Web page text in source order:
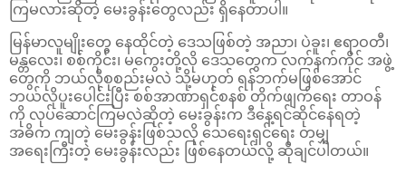
ကြမလားဆိုတဲ့ မေးခွန်းတွေလည်း ရှိနေတာပါ။
မြန်မာလူမျိုးတွေ နေထိုင်တဲ့ ဒေသဖြစ်တဲ့ အညာ၊ ပဲခူး၊ ဧရာဝတီ၊
မန္တလေး၊ စစ်ကိုင်း၊ မကွေးတို့လို ဒေသတွေက လက်နက်ကိုင် အဖွဲ့
တွေကို ဘယ်လိုစုစည်းမလဲ သို့မဟုတ် ရန်ဘက်မဖြစ်အောင်
ဘယ်လိုပူးပေါင်းပြီး စစ်အာဏာရှင်စနစ် တိုက်ဖျက်ရေး တာဝန်
ကို လုပ်ဆောင်ကြမလဲဆိုတဲ့ မေးခွန်းက ဒီနေ့ရင်ဆိုင်နေရတဲ့
အဓိက ကျတဲ့ မေးခွန်းဖြစ်သလို သေရေးရှင်ရေး တမျှ
အရေးကြီးတဲ့ မေးခွန်းလည်း ဖြစ်နေတယ်လို့ ဆိုချင်ပါတယ်။